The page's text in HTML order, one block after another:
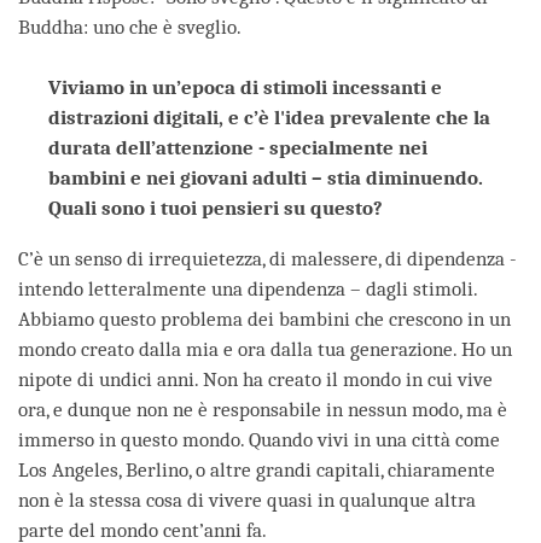
Buddha: uno che è sveglio.
Viviamo in un’epoca di stimoli incessanti e
distrazioni digitali, e c’è l'idea prevalente che la
durata dell’attenzione - specialmente nei
bambini e nei giovani adulti – stia diminuendo.
Quali sono i tuoi pensieri su questo?
C’è un senso di irrequietezza, di malessere, di dipendenza -
intendo letteralmente una dipendenza – dagli stimoli.
Abbiamo questo problema dei bambini che crescono in un
mondo creato dalla mia e ora dalla tua generazione. Ho un
nipote di undici anni. Non ha creato il mondo in cui vive
ora, e dunque non ne è responsabile in nessun modo, ma è
immerso in questo mondo. Quando vivi in una città come
Los Angeles, Berlino, o altre grandi capitali, chiaramente
non è la stessa cosa di vivere quasi in qualunque altra
parte del mondo cent’anni fa.